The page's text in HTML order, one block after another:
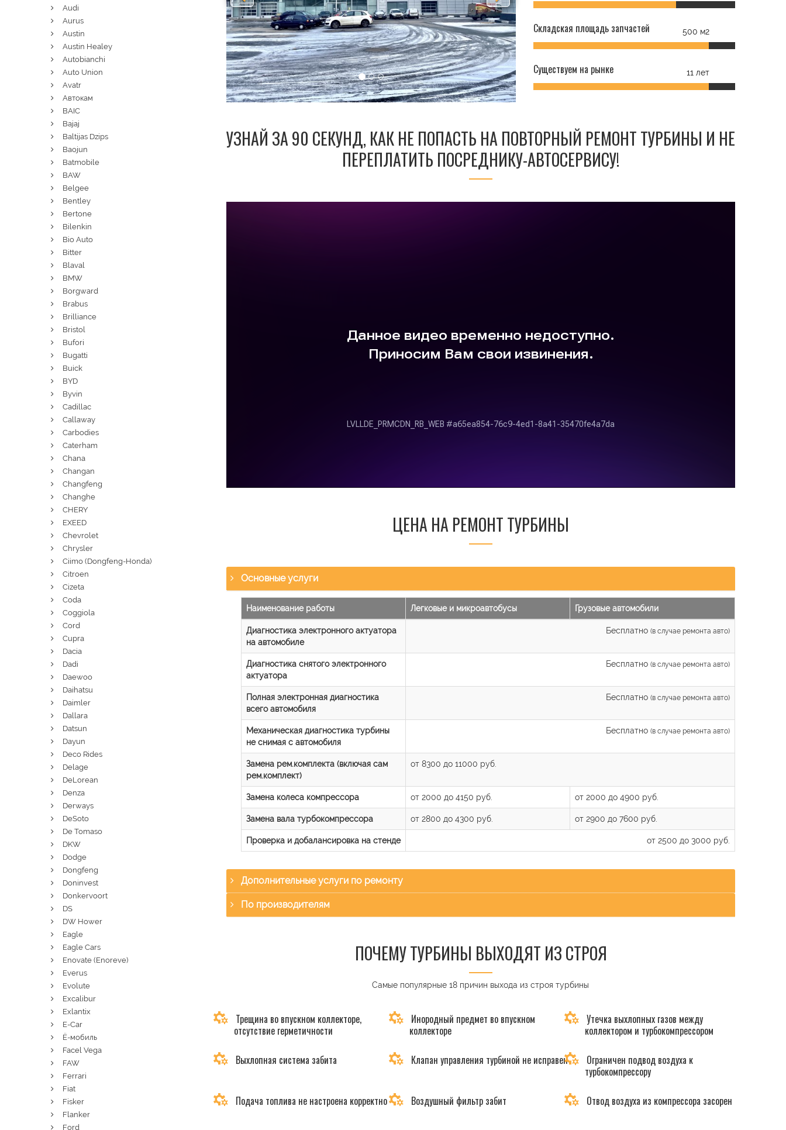
Складская площадь запчастей 500 м2
Существуем на рынке 11 лет
УЗНАЙ ЗА 90 СЕКУНД, КАК НЕ ПОПАСТЬ НА ПОВТОРНЫЙ РЕМОНТ ТУРБИНЫ И НЕ
ПЕРЕПЛАТИТЬ ПОСРЕДНИКУ-АВТОСЕРВИСУ!
ЦЕНА НА РЕМОНТ ТУРБИНЫ
Основные услуги
Наименование работы Легковые и микроавтобусы Грузовые автомобили
Диагностика электронного актуатора
на автомобиле
Бесплатно (в случае ремонта авто)
Диагностика снятого электронного
актуатора
Бесплатно (в случае ремонта авто)
Полная электронная диагностика
всего автомобиля
Бесплатно (в случае ремонта авто)
Механическая диагностика турбины
не снимая с автомобиля
Бесплатно (в случае ремонта авто)
Замена рем.комплекта (включая сам
рем.комплект)
от 8300 до 11000 руб.
Замена колеса компрессора от 2000 до 4150 руб. от 2000 до 4900 руб.
Замена вала турбокомпрессора от 2800 до 4300 руб. от 2900 до 7600 руб.
Проверка и добалансировка на стенде от 2500 до 3000 руб.
Дополнительные услуги по ремонту
По производителям
ПОЧЕМУ ТУРБИНЫ ВЫХОДЯТ ИЗ СТРОЯ
Самые популярные 18 причин выхода из строя турбины
Трещина во впускном коллекторе,
отсутствие герметичности
Инородный предмет во впускном
коллекторе
Утечка выхлопных газов между
коллектором и турбокомпрессором
Выхлопная система забита Клапан управления турбиной не исправен
Ограничен подвод воздуха к
турбокомпрессору
Подача топлива не настроена корректно Воздушный фильтр забит Отвод воздуха из компрессора засорен
Audi
Aurus
Austin
Austin Healey
Autobianchi
Auto Union
Avatr
Автокам
BAIC
Bajaj
Baltijas Dzips
Baojun
Batmobile
BAW
Belgee
Bentley
Bertone
Bilenkin
Bio Auto
Bitter
Blaval
BMW
Borgward
Brabus
Brilliance
Bristol
Bufori
Bugatti
Buick
BYD
Byvin
Cadillac
Callaway
Carbodies
Caterham
Chana
Changan
Changfeng
Changhe
CHERY
EXEED
Chevrolet
Chrysler
Ciimo (Dongfeng-Honda)
Citroen
Cizeta
Coda
Coggiola
Cord
Cupra
Dacia
Dadi
Daewoo
Daihatsu
Daimler
Dallara
Datsun
Dayun
Deco Rides
Delage
DeLorean
Denza
Derways
DeSoto
De Tomaso
DKW
Dodge
Dongfeng
Doninvest
Donkervoort
DS
DW Hower
Eagle
Eagle Cars
Enovate (Enoreve)
Everus
Evolute
Excalibur
Exlantix
E-Car
Ё-мобиль
Facel Vega
FAW
Ferrari
Fiat
Fisker
Flanker
Ford